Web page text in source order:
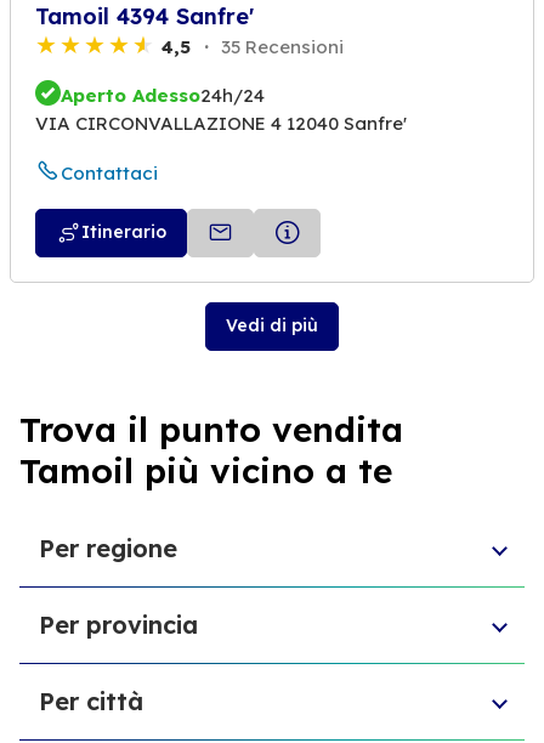
Tamoil 4394 Sanfre'
4,5 35 Recensioni
Aperto Adesso24h/24
VIA CIRCONVALLAZIONE 4 12040 Sanfre'
Contattaci
Itinerario
Vedi di più
Trova il punto vendita
Tamoil più vicino a te
Per regione
Veneto
Abruzzo
Friuli-Venezia Giulia
Sardegna
Per provincia
Libero consorzio comunale di Ragusa
Provincia di Vicenza
Per città